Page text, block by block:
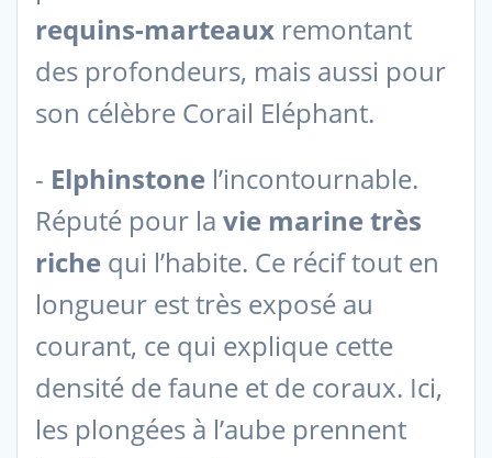
requins-marteaux remontant
des profondeurs, mais aussi pour
son célèbre Corail Eléphant.
- Elphinstone l’incontournable.
Réputé pour la vie marine très
riche qui l’habite. Ce récif tout en
longueur est très exposé au
courant, ce qui explique cette
densité de faune et de coraux. Ici,
les plongées à l’aube prennent